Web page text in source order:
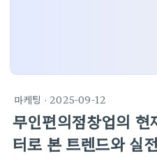
마케팅 · 2025-09-12
무인편의점창업의
터로 본 트렌드와 실